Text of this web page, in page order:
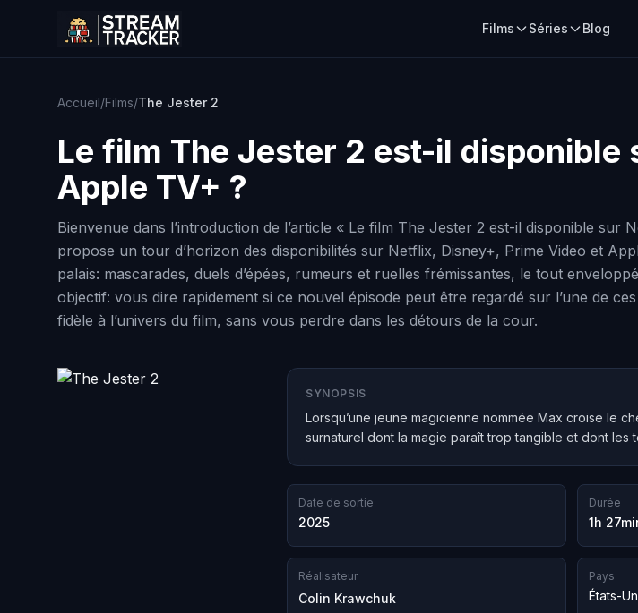
Films Séries Blog
Accueil/Films/The Jester 2
Le film The Jester 2 est-il disponible
Apple TV+ ?
Bienvenue dans l’introduction de l’article « Le film The Jester 2 est-il disponible sur
propose un tour d’horizon des disponibilités sur Netflix, Disney+, Prime Video et
palais: mascarades, duels d’épées, rumeurs et ruelles frémissantes, le tout
objectif: vous dire rapidement si ce nouvel épisode peut être regardé sur l’une de
fidèle à l’univers du film, sans vous perdre dans les détours de la cour.
SYNOPSIS
Lorsqu’une jeune magicienne nommée Max croise le
surnaturel dont la magie paraît trop tangible et dont les
Date de sortie
2025
Durée
1h
Réalisateur
Colin Krawchuk
Pays
États-